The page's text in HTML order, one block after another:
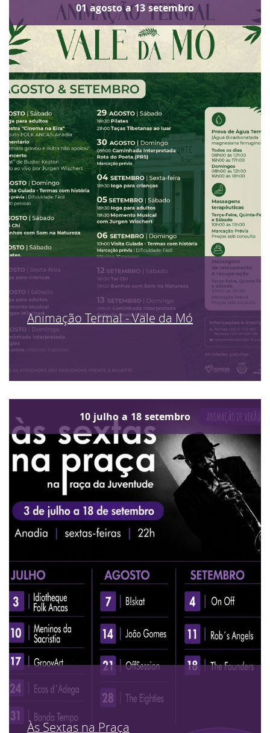
01 agosto a 13 setembro
Animação Termal - Vale da Mó
10 julho a 18 setembro
Às Sextas na Praça